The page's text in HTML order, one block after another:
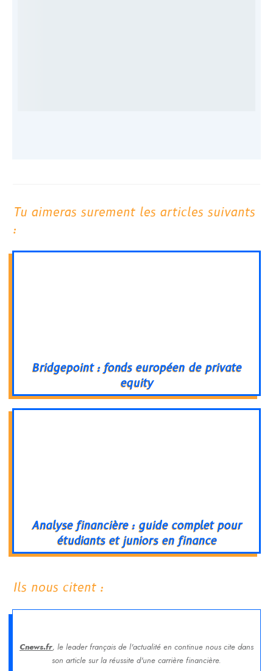
Tu aimeras surement les articles suivants
:
Bridgepoint : fonds européen de private
equity
Analyse financière : guide complet pour
étudiants et juniors en finance
Ils nous citent :
Cnews.fr, le leader français de l'actualité en continue nous cite dans
son article sur la réussite d'une carrière financière.